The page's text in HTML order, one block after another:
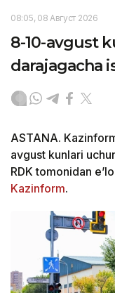
08:05, 08 Август 2026
8-10-avgust
darajagacha
ASTANA.
avgust kunlari
RDK tomonidan
Kazinform.